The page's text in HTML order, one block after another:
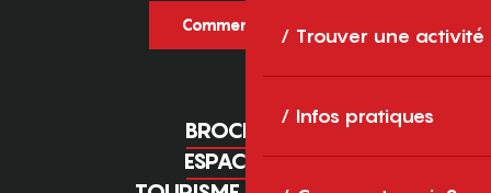
Trouver une activité
Infos pratiques
Comment venir ?
BROCHURES
ESPACE PRO